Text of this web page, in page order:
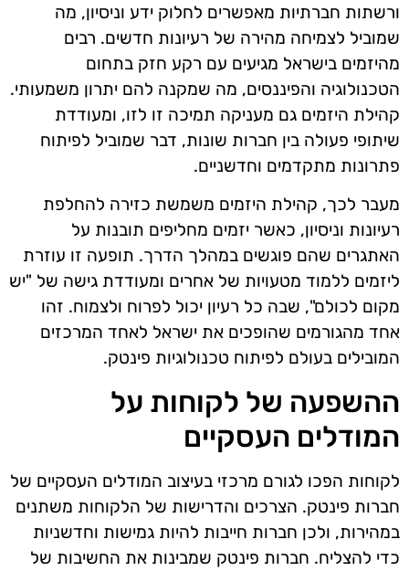
ורשתות חברתיות מאפשרים לחלוק ידע וניסיון, מה
שמוביל לצמיחה מהירה של רעיונות חדשים. רבים
מהיזמים בישראל מגיעים עם רקע חזק בתחום
הטכנולוגיה והפיננסים, מה שמקנה להם יתרון משמעותי.
קהילת היזמים גם מעניקה תמיכה זו לזו, ומעודדת
שיתופי פעולה בין חברות שונות, דבר שמוביל לפיתוח
פתרונות מתקדמים וחדשניים.
מעבר לכך, קהילת היזמים משמשת כזירה להחלפת
רעיונות וניסיון, כאשר יזמים מחליפים תובנות על
האתגרים שהם פוגשים במהלך הדרך. תופעה זו עוזרת
ליזמים ללמוד מטעויות של אחרים ומעודדת גישה של "יש
מקום לכולם", שבה כל רעיון יכול לפרוח ולצמוח. זהו
אחד מהגורמים שהופכים את ישראל לאחד המרכזים
המובילים בעולם לפיתוח טכנולוגיות פינטק.
ההשפעה של לקוחות על
המודלים העסקיים
לקוחות הפכו לגורם מרכזי בעיצוב המודלים העסקיים של
חברות פינטק. הצרכים והדרישות של הלקוחות משתנים
במהירות, ולכן חברות חייבות להיות גמישות וחדשניות
כדי להצליח. חברות פינטק שמבינות את החשיבות של